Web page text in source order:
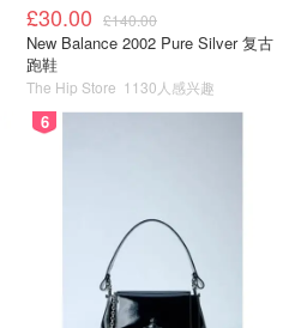
£30.00 £140.00
New Balance 2002 Pure Silver 复古
跑鞋
The Hip Store 1130人感兴趣
6